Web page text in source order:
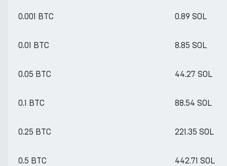
0.001 BTC 0.89 SOL
0.01 BTC 8.85 SOL
0.05 BTC 44.27 SOL
0.1 BTC 88.54 SOL
0.25 BTC 221.35 SOL
0.5 BTC 442.71 SOL